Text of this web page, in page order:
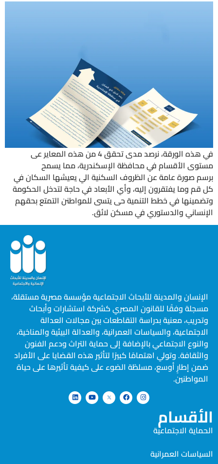
في هذه الورقة، نرصد مدى تحقق 4 من هذه المعاير عى
مستوى الأقسام في محافظة الإسكندرية، مما يسمح
برسم صورة عامة عن الظروف السكنية الي يعيشها السكان في
كل قم وما يفتقرون إليه، وأي الأبعاد في حاجة لتدخل الحكومة
وتضمينها في خطط التنمية حى يتسى للمواطنن التمتع بحقهم
الإنساني والدستوري في مسكن لائق.
الإنسان والمدينة للأبحاث الاجتماعية مؤسسة مصرية مستقلة،
مسجلة وفقًا للقانون المصري كشركة استشارات وأبحاث
وتدريب، معنية بدراسة التقاطعات بين مجالات العدالة
الاجتماعية، والسياسات العمرانية، والعدالة البيئية والمناخية،
والنوع الاجتماعي بالإضافة إلى حماية التراث ودعم الفنون
والثقافة. وتولي اهتمامًا كبيرًا لتأثير هذه القضايا على الأفراد
ضمن إطارٍ أوسع، مسلطًة الضوء على كيفية تأثيرها على حياة
المواطنين.
الأقسام
الحماية الاجتماعية
السياسات العمرانية